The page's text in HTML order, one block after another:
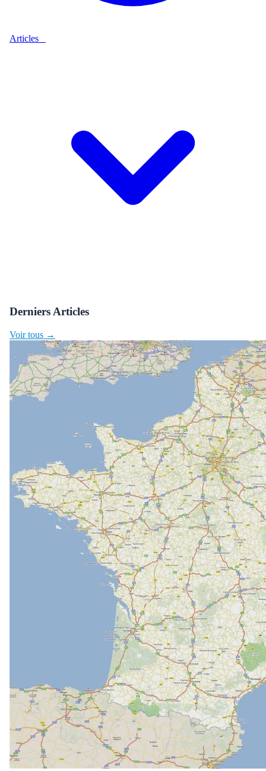
Articles
Derniers Articles
Voir tous →